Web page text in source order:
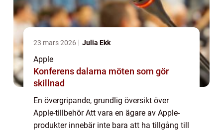
23 mars 2026 Julia Ekk
Apple
Konferens dalarna möten som gör
skillnad
En övergripande, grundlig översikt över
Apple-tillbehör Att vara en ägare av Apple-
produkter innebär inte bara att ha tillgång till